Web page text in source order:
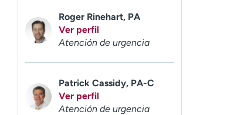
Roger Rinehart, PA
Ver perfil
Atención de urgencia
Patrick Cassidy, PA-C
Ver perfil
Atención de urgencia